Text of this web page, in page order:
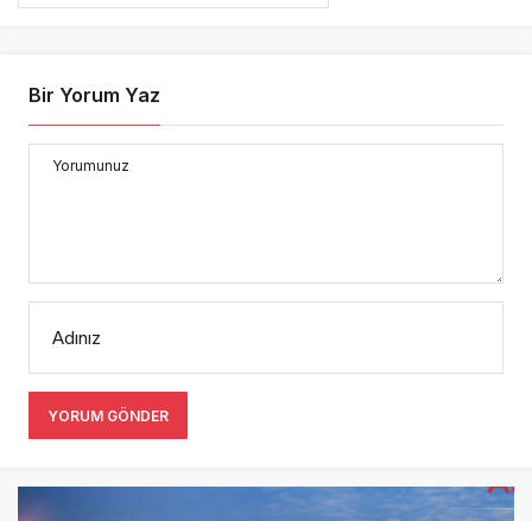
Bir Yorum Yaz
Yorumunuz
Adınız
YORUM GÖNDER